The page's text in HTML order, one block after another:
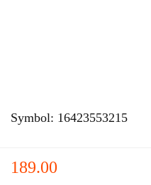
Symbol: 16423553215
189.00